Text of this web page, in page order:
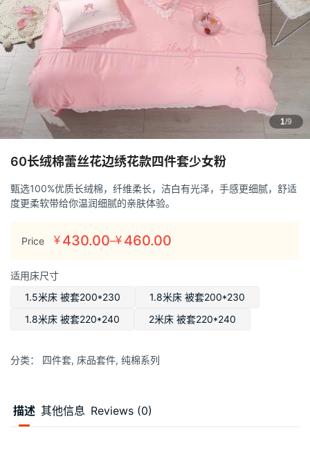
1/9
60长绒棉蕾丝花边绣花款四件套少女粉
甄选100%优质长绒棉，纤维柔长，洁白有光泽，手感更细腻，舒适
度更柔软带给你温润细腻的亲肤体验。
Price ¥ 430.00–¥ 460.00
价
范
围：
¥430.00
适用床尺寸
1.5米床 被套200*230
1.8米床 被套200*230
1.8米床 被套220*240
2米床 被套220*240
分类： 四件套, 床品套件, 纯棉系列
描述 其他信息 Reviews (0)